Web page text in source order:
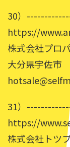
30）
https://
株式会社プロ
大分県宇佐市
31）
https://
株式会社トツ